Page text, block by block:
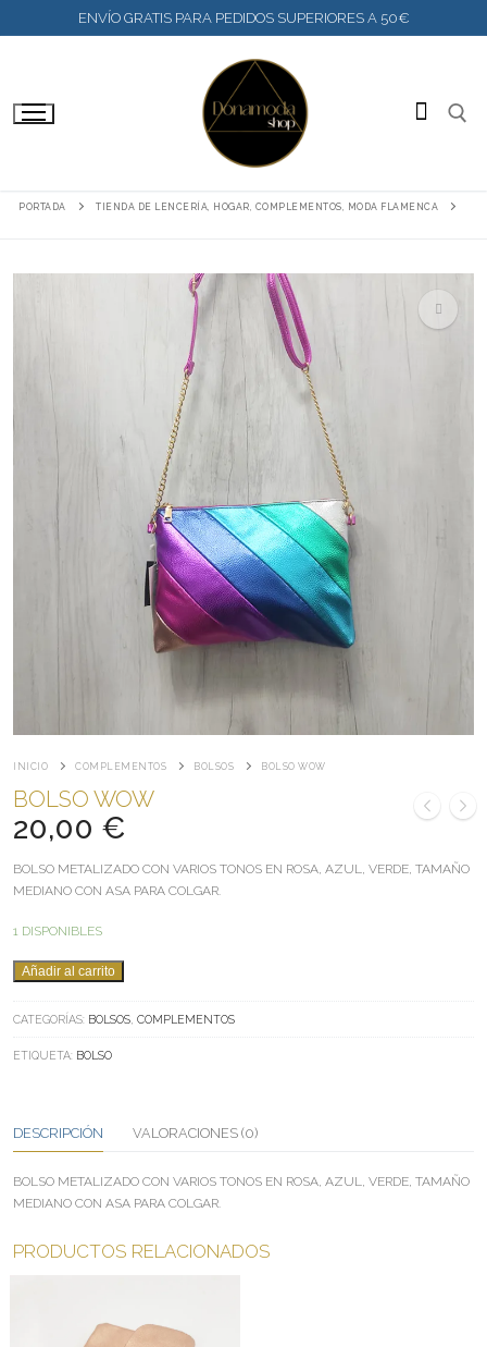
ENVÍO GRATIS PARA PEDIDOS SUPERIORES A 50€
PORTADA TIENDA DE LENCERÍA, HOGAR, COMPLEMENTOS, MODA FLAMENCA
INICIO COMPLEMENTOS BOLSOS BOLSO WOW
BOLSO WOW
20,00 €
BOLSO METALIZADO CON VARIOS TONOS EN ROSA, AZUL, VERDE, TAMAÑO
MEDIANO CON ASA PARA COLGAR.
1 DISPONIBLES
BOLSO
CANTIDAD
Añadir al carrito
CATEGORÍAS: BOLSOS, COMPLEMENTOS
ETIQUETA: BOLSO
DESCRIPCIÓN VALORACIONES (0)
BOLSO METALIZADO CON VARIOS TONOS EN ROSA, AZUL, VERDE, TAMAÑO
MEDIANO CON ASA PARA COLGAR.
PRODUCTOS RELACIONADOS